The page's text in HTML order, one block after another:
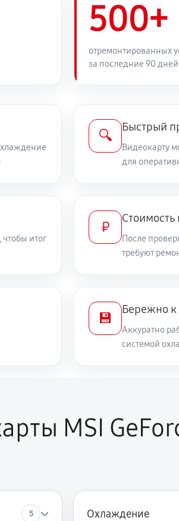
500+
отремонтированных
за последние 90 дней
🔍
Быстрый
Видеокарту
для
итог
₽
После
требуют
💾
Бережно
Аккуратно
системой
MSI
5 Охлаждение